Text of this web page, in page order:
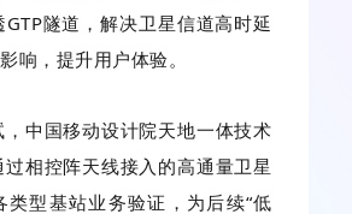
隧道，解决卫星信道高时延
响，提升用户体验。
中国移动设计院天地一体技术
相控阵天线接入的高通量卫星
类型基站业务验证，为后续“低